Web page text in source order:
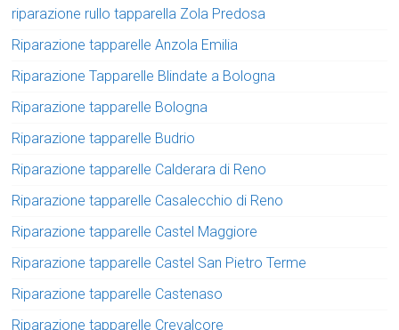
riparazione rullo tapparella Zola Predosa
Riparazione tapparelle Anzola Emilia
Riparazione Tapparelle Blindate a Bologna
Riparazione tapparelle Bologna
Riparazione tapparelle Budrio
Riparazione tapparelle Calderara di Reno
Riparazione tapparelle Casalecchio di Reno
Riparazione tapparelle Castel Maggiore
Riparazione tapparelle Castel San Pietro Terme
Riparazione tapparelle Castenaso
Riparazione tapparelle Crevalcore